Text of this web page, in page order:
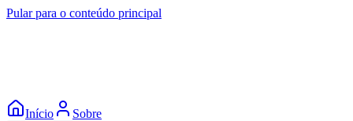
Pular para o conteúdo principal
Início Sobre